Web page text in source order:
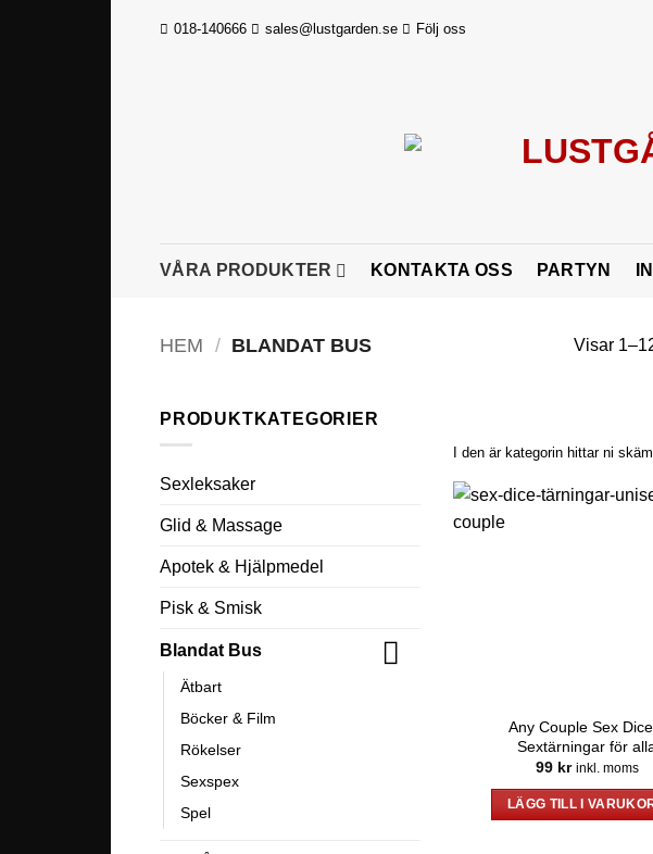
018-140666 sales@lustgarden.se Följ oss
VÅRA PRODUKTER KONTAKTA OSS PARTYN
HEM / BLANDAT BUS Visar
PRODUKTKATEGORIER
Sexleksaker
Glid & Massage
Apotek & Hjälpmedel
Pisk & Smisk
Blandat Bus
Ätbart
Böcker & Film
Rökelser
Sexspex
Spel
I den är kategorin hittar ni
Any Couple Sex
Sextärningar för
99 kr inkl. moms
LÄGG TILL I